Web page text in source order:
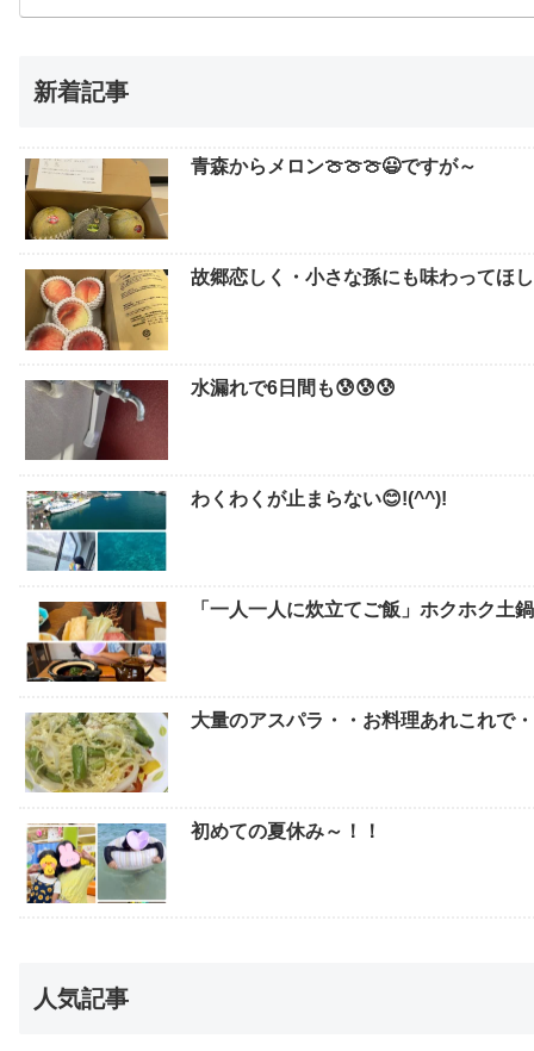
新着記事
青森からメロン🍈🍈🍈😃ですが～
故郷恋しく・小さな孫にも味わってほ
水漏れで6日間も😰😰😰
わくわくが止まらない😊!(^^)!
「一人一人に炊立てご飯」ホクホク土
大量のアスパラ・・お料理あれこれで
初めての夏休み～！！
人気記事